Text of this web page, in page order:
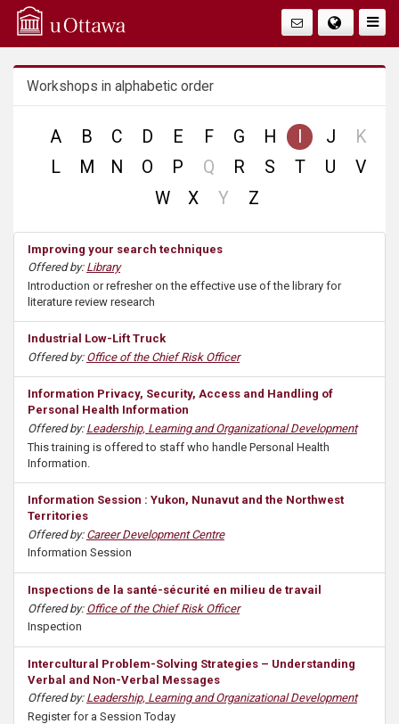
Q
u
Workshops in alphabetic order
A B C D E F G H J Kno
L M N O P Qno
record
R S T U
V
W
X Yno
Z
Improving your search techniques
Offered by: Library
Introduction or refresher on the effective use of the library for
literature review research
Industrial Low-Lift Truck
Offered by: Office of the Chief Risk Officer
Information Privacy, Security, Access and Handling of
Personal Health Information
Offered by: Leadership, Learning and Organizational Development
This training is offered to staff who handle Personal Health
Information.
Information Session : Yukon, Nunavut and the Northwest
Territories
Offered by: Career Development Centre
Information Session
Inspections de la santé-sécurité en milieu de travail
Offered by: Office of the Chief Risk Officer
Inspection
Intercultural Problem-Solving Strategies – Understanding
Verbal and Non-Verbal Messages
Offered by: Leadership, Learning and Organizational Development
Register for a Session Today